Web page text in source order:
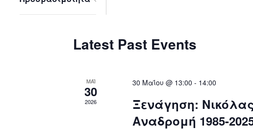
Latest Past Events
ΜΑΪ
30
2026
30 Μαΐου @ 13:00 - 14:00
Ξενάγηση:
Αναδρομή 1985-